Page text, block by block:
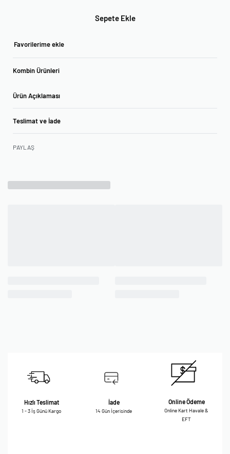
Sepete Ekle
Favorilerime ekle
Kombin Ürünleri
Ürün Açıklaması
Teslimat ve İade
PAYLAŞ
Hızlı Teslimat
1 - 3 İş Günü Kargo
İade
14 Gün İçerisinde
Online Ödeme
Online Kart Havale &
EFT